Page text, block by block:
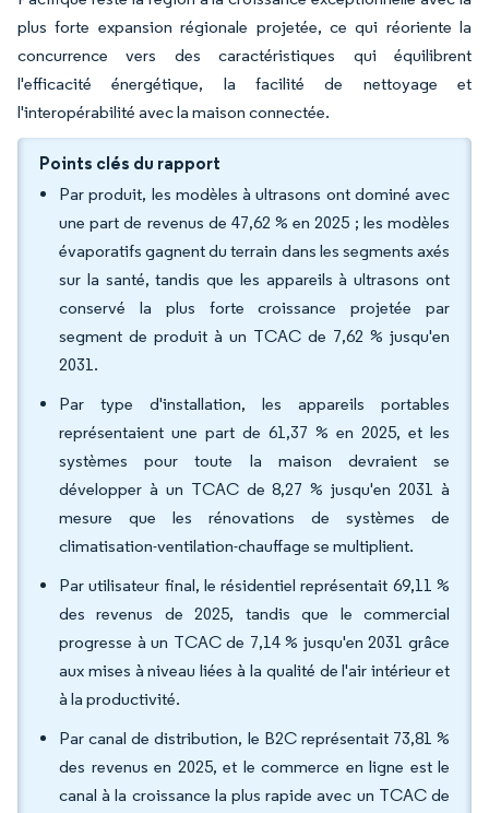
plus forte expansion régionale projetée, ce qui réoriente la
concurrence vers des caractéristiques qui équilibrent
l'efficacité énergétique, la facilité de nettoyage et
l'interopérabilité avec la maison connectée.
Points clés du rapport
Par produit, les modèles à ultrasons ont dominé avec
une part de revenus de 47,62 % en 2025 ; les modèles
évaporatifs gagnent du terrain dans les segments axés
sur la santé, tandis que les appareils à ultrasons ont
conservé la plus forte croissance projetée par
segment de produit à un TCAC de 7,62 % jusqu'en
2031.
Par type d'installation, les appareils portables
représentaient une part de 61,37 % en 2025, et les
systèmes pour toute la maison devraient se
développer à un TCAC de 8,27 % jusqu'en 2031 à
mesure que les rénovations de systèmes de
climatisation-ventilation-chauffage se multiplient.
Par utilisateur final, le résidentiel représentait 69,11 %
des revenus de 2025, tandis que le commercial
progresse à un TCAC de 7,14 % jusqu'en 2031 grâce
aux mises à niveau liées à la qualité de l'air intérieur et
à la productivité.
Par canal de distribution, le B2C représentait 73,81 %
des revenus en 2025, et le commerce en ligne est le
canal à la croissance la plus rapide avec un TCAC de